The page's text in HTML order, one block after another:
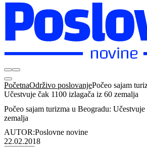
PočetnaOdrživo poslovanjePočeo sajam
Učestvuje čak 1100 izlagača iz 60 zemalja
Počeo sajam turizma u Beogradu:
zemalja
AUTOR:Poslovne novine
22.02.2018